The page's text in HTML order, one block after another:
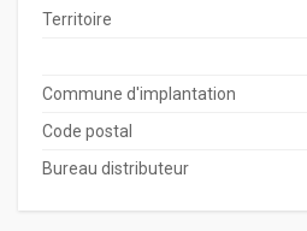
Territoire
Commune d'implantation
Code postal
Bureau distributeur